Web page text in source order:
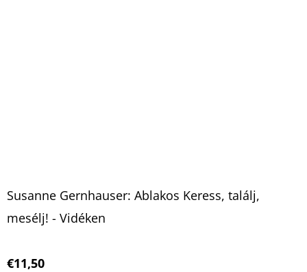
Susanne Gernhauser: Ablakos Keress, találj,
mesélj! - Vidéken
€11,50